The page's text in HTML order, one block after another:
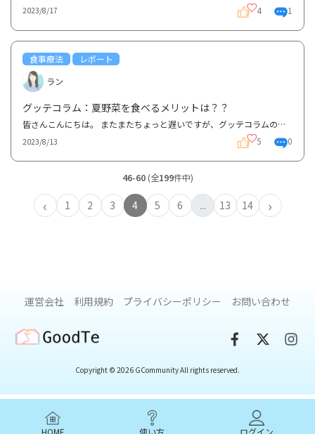
2023/8/17 4 1
食事療法
レポート
ラン
グッテコラム：夏野菜を食べるメリットは？？
皆さんこんにちは。 またまたちょっと遅いですが、グッテコラムのご紹介をします＼(^o^)／今回のテーマ...
2023/8/13 5 0
46-60(全199件中)
‹ 1 2 3 4 5 6 ... 13 14 ›
HOME 使い方 ログイン
運営会社 利用規約 プライバシーポリシー お問い合わせ
GoodTe
Copyright © 2026 GCommunity All rights reserved.